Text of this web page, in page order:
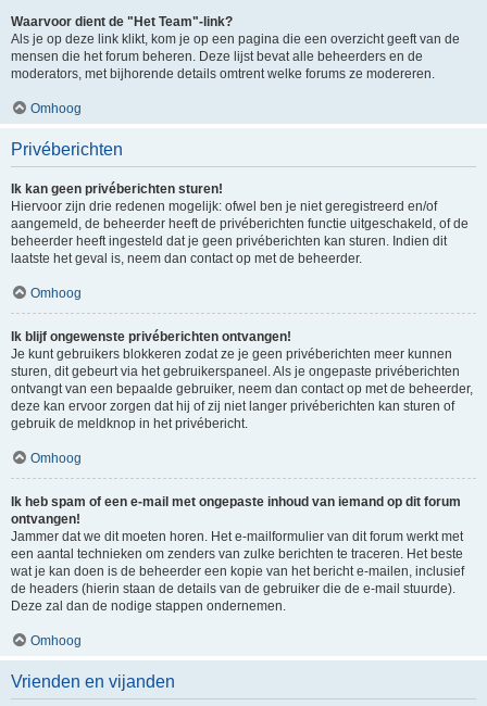
Waarvoor dient de "Het Team"-link?
Als je op deze link klikt, kom je op een pagina die een overzicht geeft van de
mensen die het forum beheren. Deze lijst bevat alle beheerders en de
moderators, met bijhorende details omtrent welke forums ze modereren.
Omhoog
Privéberichten
Ik kan geen privéberichten sturen!
Hiervoor zijn drie redenen mogelijk: ofwel ben je niet geregistreerd en/of
aangemeld, de beheerder heeft de privéberichten functie uitgeschakeld, of de
beheerder heeft ingesteld dat je geen privéberichten kan sturen. Indien dit
laatste het geval is, neem dan contact op met de beheerder.
Omhoog
Ik blijf ongewenste privéberichten ontvangen!
Je kunt gebruikers blokkeren zodat ze je geen privéberichten meer kunnen
sturen, dit gebeurt via het gebruikerspaneel. Als je ongepaste privéberichten
ontvangt van een bepaalde gebruiker, neem dan contact op met de beheerder,
deze kan ervoor zorgen dat hij of zij niet langer privéberichten kan sturen of
gebruik de meldknop in het privébericht.
Omhoog
Ik heb spam of een e-mail met ongepaste inhoud van iemand op dit forum
ontvangen!
Jammer dat we dit moeten horen. Het e-mailformulier van dit forum werkt met
een aantal technieken om zenders van zulke berichten te traceren. Het beste
wat je kan doen is de beheerder een kopie van het bericht e-mailen, inclusief
de headers (hierin staan de details van de gebruiker die de e-mail stuurde).
Deze zal dan de nodige stappen ondernemen.
Omhoog
Vrienden en vijanden